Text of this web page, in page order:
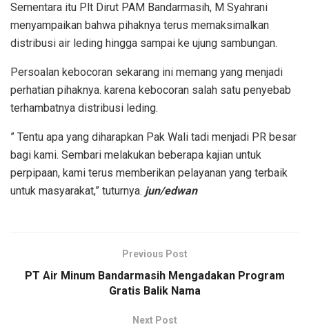
Sementara itu Plt Dirut PAM Bandarmasih, M Syahrani
menyampaikan bahwa pihaknya terus memaksimalkan
distribusi air leding hingga sampai ke ujung sambungan.
Persoalan kebocoran sekarang ini memang yang menjadi
perhatian pihaknya. karena kebocoran salah satu penyebab
terhambatnya distribusi leding.
” Tentu apa yang diharapkan Pak Wali tadi menjadi PR besar
bagi kami. Sembari melakukan beberapa kajian untuk
perpipaan, kami terus memberikan pelayanan yang terbaik
untuk masyarakat,” tuturnya. jun/edwan
Previous Post
PT Air Minum Bandarmasih Mengadakan Program
Gratis Balik Nama
Next Post